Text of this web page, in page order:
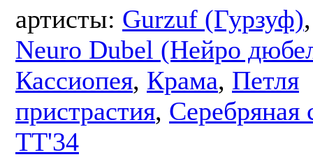
артисты: Gurzuf (Гурзуф)
Neuro Dubel (Нейро
Кассиопея, Крама, Петля
пристрастия, Серебряная
ТТ'34